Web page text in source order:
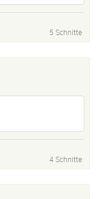
5 Schnitte
4 Schnitte